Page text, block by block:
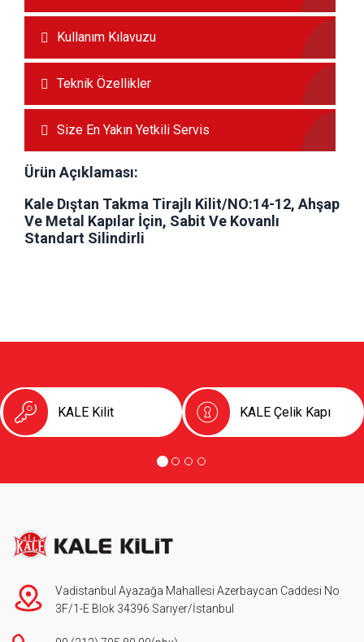
Kullanım Kılavuzu
Teknik Özellikler
Size En Yakın Yetkili Servis
Ürün Açıklaması:
Kale Dıştan Takma Tirajlı Kilit/NO:14-12, Ahşap
Ve Metal Kapılar İçin, Sabit Ve Kovanlı
Standart Silindirli
KALE Kilit KALE Çelik Kapı
Vadistanbul Ayazağa Mahallesi Azerbaycan Caddesi No
3F/1-E Blok 34396 Sarıyer/İstanbul